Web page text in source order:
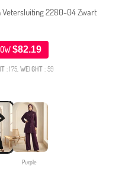
Vetersluiting 2280-04 Zwart
$82.19
: 175, WEIGHT : 59
Purple